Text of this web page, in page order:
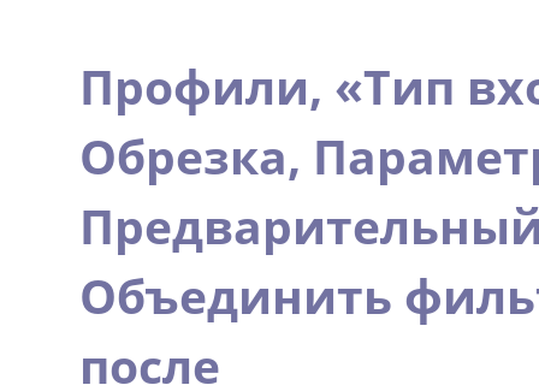
Профили, «Тип
Обрезка,
Объединить
после